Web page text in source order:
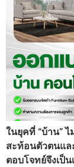
ในยุคที่ “บ้าน”
สะท้อนตัวตนแล
ตอบโจทย์จึงเป็